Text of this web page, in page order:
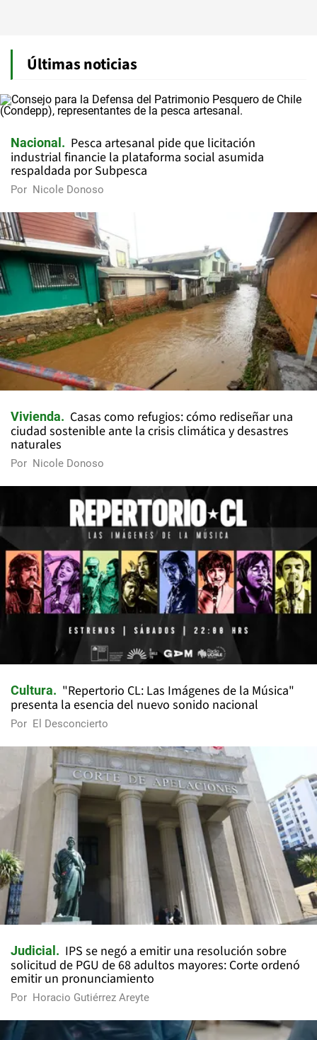
Últimas noticias
Nacional
Pesca artesanal pide que licitación
industrial financie la plataforma social asumida
respaldada por Subpesca
Por Nicole Donoso
Vivienda
Casas como refugios: cómo rediseñar una
ciudad sostenible ante la crisis climática y desastres
naturales
Por Nicole Donoso
Cultura
"Repertorio CL: Las Imágenes de la Música"
presenta la esencia del nuevo sonido nacional
Por El Desconcierto
Judicial
IPS se negó a emitir una resolución sobre
solicitud de PGU de 68 adultos mayores: Corte ordenó
emitir un pronunciamiento
Por Horacio Gutiérrez Areyte